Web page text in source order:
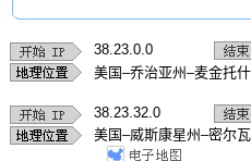
38.23.0.0
美国–乔治亚州–麦金托
38.23.32.0
美国–威斯康星州–密尔